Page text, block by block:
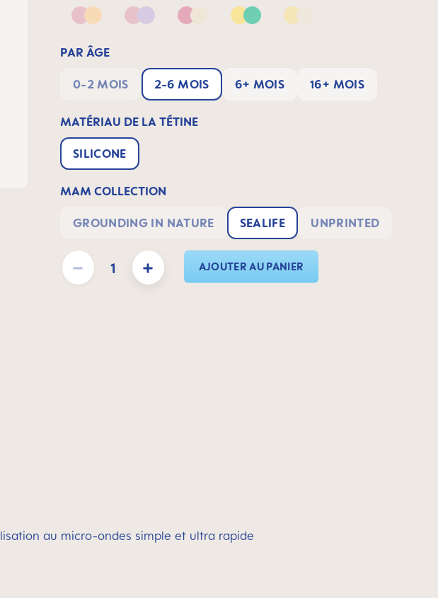
Pink & ApricotPink & LilacPink & NeutralYellow & GreenYellow & Neutral
PAR ÂGE
0-2 MOIS 2-6 MOIS 6+ MOIS 16+ MOIS
MATÉRIAU DE LA TÉTINE
SILICONE
MAM COLLECTION
GROUNDING IN NATURE SEALIFE UNPRINTED
Quantité de produit : Entrez la quantité souhaitée ou utilisez les boutons pour augmenter ou
AJOUTER AU PANIER
au micro-ondes simple et ultra rapide